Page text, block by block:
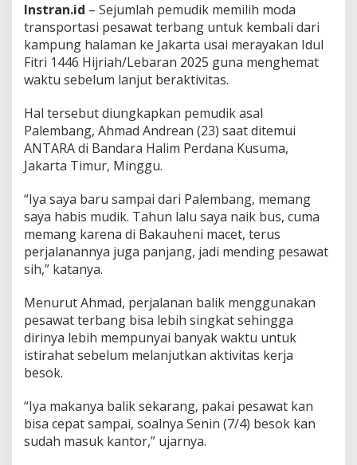
a
w
t
u
n
u
H
e
m
t
W
a
k
t
e
b
e
l
u
n
j
u
Instran.id – Sejumlah pemudik memilih moda
transportasi pesawat terbang untuk kembali dari
kampung halaman ke Jakarta usai merayakan Idul
Fitri 1446 Hijriah/Lebaran 2025 guna menghemat
waktu sebelum lanjut beraktivitas.
Hal tersebut diungkapkan pemudik asal
Palembang, Ahmad Andrean (23) saat ditemui
ANTARA di Bandara Halim Perdana Kusuma,
Jakarta Timur, Minggu.
“Iya saya baru sampai dari Palembang, memang
saya habis mudik. Tahun lalu saya naik bus, cuma
memang karena di Bakauheni macet, terus
perjalanannya juga panjang, jadi mending pesawat
sih,” katanya.
Menurut Ahmad, perjalanan balik menggunakan
pesawat terbang bisa lebih singkat sehingga
dirinya lebih mempunyai banyak waktu untuk
istirahat sebelum melanjutkan aktivitas kerja
besok.
“Iya makanya balik sekarang, pakai pesawat kan
bisa cepat sampai, soalnya Senin (7/4) besok kan
sudah masuk kantor,” ujarnya.